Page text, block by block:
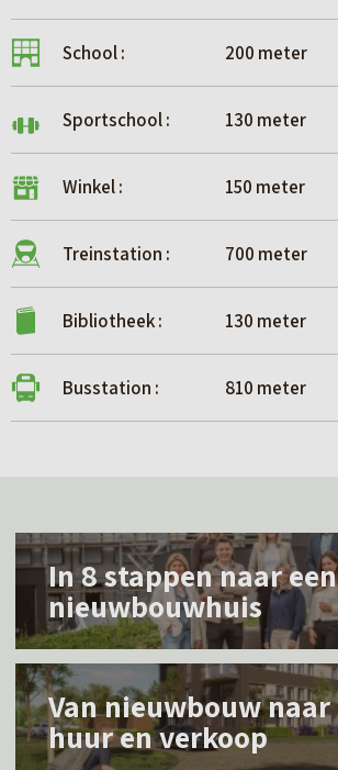
School : 200 meter
Sportschool : 130 meter
Winkel : 150 meter
Treinstation : 700 meter
Bibliotheek : 130 meter
Busstation : 810 meter
L
s
m
e
In 8 stappen naar een
nieuwbouwhuis
L
e
Van nieuwbouw naar
huur en verkoop